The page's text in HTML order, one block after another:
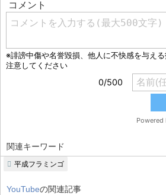
関連キーワード
平成フラミンゴ
YouTubeの関連記事